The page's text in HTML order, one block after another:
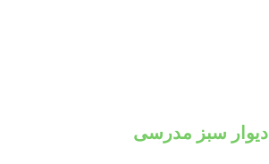
دیوار سبز مدرسی